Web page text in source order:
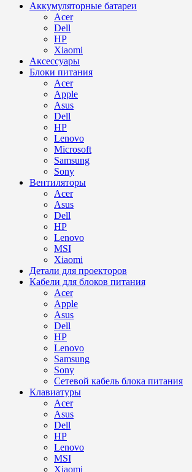
Аккумуляторные батареи
Acer
Dell
HP
Xiaomi
Аксессуары
Блоки питания
Acer
Apple
Asus
Dell
HP
Lenovo
Microsoft
Samsung
Sony
Вентиляторы
Acer
Asus
Dell
HP
Lenovo
MSI
Xiaomi
Детали для проекторов
Кабели для блоков питания
Acer
Apple
Asus
Dell
HP
Lenovo
Samsung
Sony
Сетевой кабель блока питания
Клавиатуры
Acer
Asus
Dell
HP
Lenovo
MSI
Xiaomi